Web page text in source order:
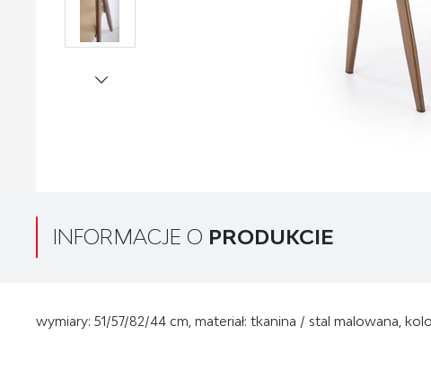
INFORMACJE O PRODUKCIE
wymiary: 51/57/82/44 cm, materiał: tkanina / stal malowana,